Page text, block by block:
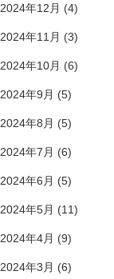
2024年12月 (4)
2024年11月 (3)
2024年10月 (6)
2024年9月 (5)
2024年8月 (5)
2024年7月 (6)
2024年6月 (5)
2024年5月 (11)
2024年4月 (9)
2024年3月 (6)